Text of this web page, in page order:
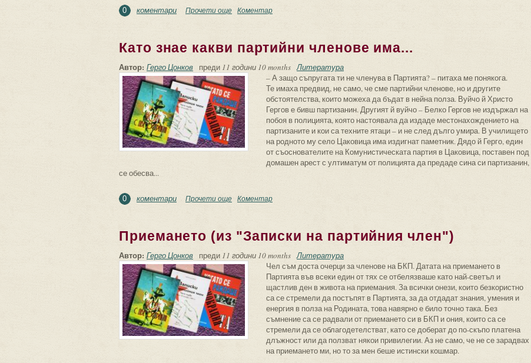
0 коментари Прочети още about Подозрението
Коментар
Като знае какви партийни членове има...
Автор: Герго Цонков преди 11 години 10 months Литература
– А защо съпругата ти не членува в Партията? – питаха ме понякога.
Те имаха предвид, не само, че сме партийни членове, но и другите
обстоятелства, които можеха да бъдат в нейна полза. Вуйчо й Христо
Гергов е бивш партизанин. Другият й вуйчо – Белко Гергов не издържал на
побоя в полицията, която настоявала да издаде местонахождението на
партизаните и кои са техните ятаци – и не след дълго умира. В училището
на родното му село Цаковица има издигнат паметник. Дядо й Герго, един
от съоснователите на Комунистическата партия в Цаковица, поставен под
домашен арест с ултиматум от полицията да предаде сина си партизанин,
се обесва...
0 коментари Прочети още about Като знае какви партийни членове има...
Коментар
Приемането (из "Записки на партийния член")
Автор: Герго Цонков преди 11 години 10 months Литература
Чел съм доста очерци за членове на БКП. Датата на приемането в
Партията във всеки един от тях се отбелязваше като най-светъл и
щастлив ден в живота на приемания. За всички онези, които безкористно
са се стремели да постъпят в Партията, за да отдадат знания, умения и
енергия в полза на Родината, това навярно е било точно така. Без
съмнение са се радвали от приемането си в БКП и ония, които са се
стремели да се облагодетелстват, като се доберат до по-скъпо платена
длъжност или да ползват някои привилегии. Аз не само, че не се зарадвах
на приемането ми, но то за мен беше истински кошмар.